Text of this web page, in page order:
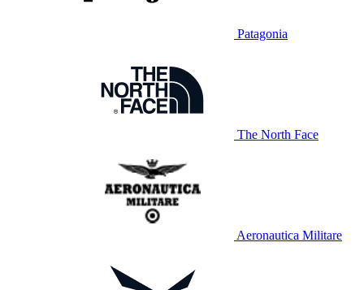
Patagonia
The North Face
Aeronautica Militare